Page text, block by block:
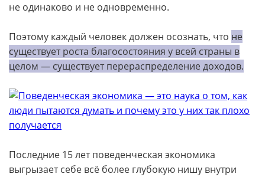
не одинаково и не одновременно.
Поэтому каждый человек должен осознать, что не
существует роста благосостояния у всей страны в
целом — существует перераспределение доходов.
Последние 15 лет поведенческая экономика
выгрызает себе всё более глубокую нишу внутри